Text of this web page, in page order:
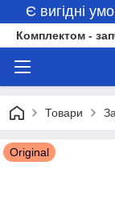
Є вигідні
Комплектом -
Товари
Original